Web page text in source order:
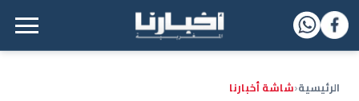
القائمة الرئيسية
الرئيسية‹شاشة أخبارنا